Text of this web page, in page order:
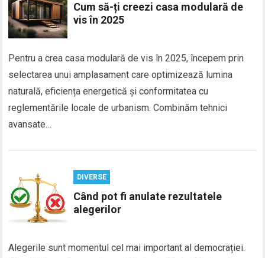
Cum să-ți creezi casa modulară de
vis în 2025
Pentru a crea casa modulară de vis în 2025, începem prin
selectarea unui amplasament care optimizează lumina
naturală, eficiența energetică și conformitatea cu
reglementările locale de urbanism. Combinăm tehnici
avansate…
DIVERSE
Când pot fi anulate rezultatele
alegerilor
Alegerile sunt momentul cel mai important al democrației.